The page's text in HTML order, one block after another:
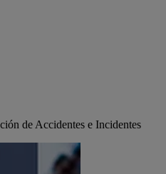
de Accidentes e Incidentes